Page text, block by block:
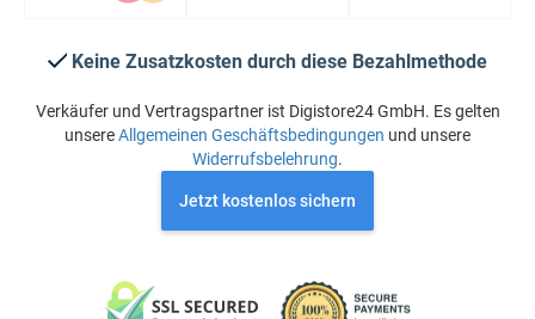
Keine Zusatzkosten durch diese Bezahlmethode
Verkäufer und Vertragspartner ist Digistore24 GmbH. Es gelten
unsereAllgemeinen Geschäftsbedingungen und unsere
Widerrufsbelehrung.
Jetzt kostenlos sichern